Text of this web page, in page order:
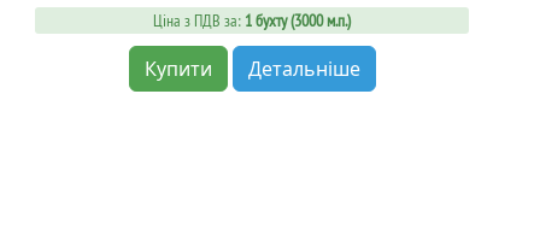
Ціна з ПДВ за: 1 бухту (3000 м.п.)
Купити Детальніше